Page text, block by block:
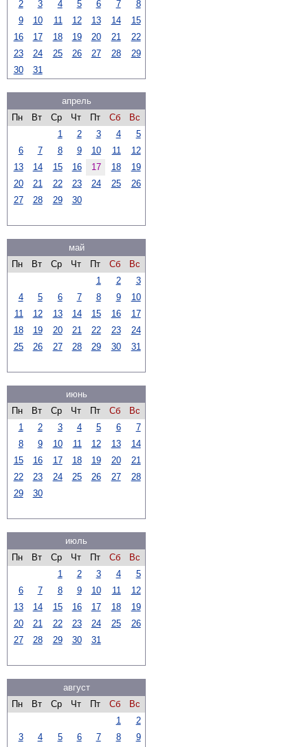
2
3 4 5 6 7
8
9
10 11 12 13 14
15
16
17 18 19 20 21
22
23
24 25 26 27 28
29
30
31
апрель
Пн
Вт Ср Чт Пт Сб
Вс
1
2 3 4
5
6
7 8 9 10 11
12
13
14 15 16 17 18
19
20
21 22 23 24 25
26
27
28 29 30
май
Пн
Вт Ср Чт Пт Сб
Вс
1
2
3
4
5 6 7 8 9
10
11
12 13 14 15 16
17
18
19 20 21 22 23
24
25
26 27 28 29 30 31
июнь
Пн
Вт Ср Чт Пт Сб
Вс
1
2 3 4 5 6
7
8
9 10 11 12 13
14
15
16 17 18 19 20
21
22
23 24 25 26 27
28
29
30
июль
Пн
Вт Ср Чт Пт Сб
Вс
1
2 3 4
5
6
7 8 9 10 11
12
13
14 15 16 17 18
19
20
21 22 23 24 25
26
27
28 29 30 31
август
Пн
Вт Ср Чт Пт Сб
Вс
1
2
3
4 5 6 7 8
9